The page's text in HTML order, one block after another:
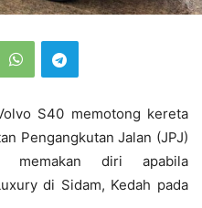
S40 memotong kereta
Pengangkutan Jalan (JPJ)
memakan diri apabila
di Sidam, Kedah pada